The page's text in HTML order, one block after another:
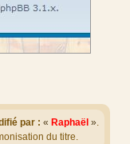
par : « Raphaël ».
du titre.